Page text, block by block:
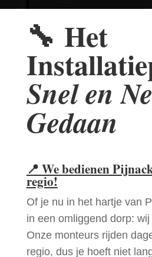
🔧 Het
Snel en
Gedaan
📍 We bedienen
regio!
Of je nu in het hartje van
in een omliggend dorp:
Onze monteurs rijden
regio, dus je hoeft niet